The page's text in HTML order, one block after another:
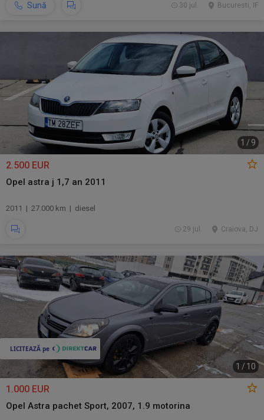
Sună Bucuresti, IF
30 jul.
1 / 9
2.500 EUR
Opel astra j 1,7 an 2011
2011 | 27.000 km | diesel
Craiova, DJ
29 jul.
1 /10
1.000 EUR
Opel Astra pachet Sport, 2007, 1.9 motorina